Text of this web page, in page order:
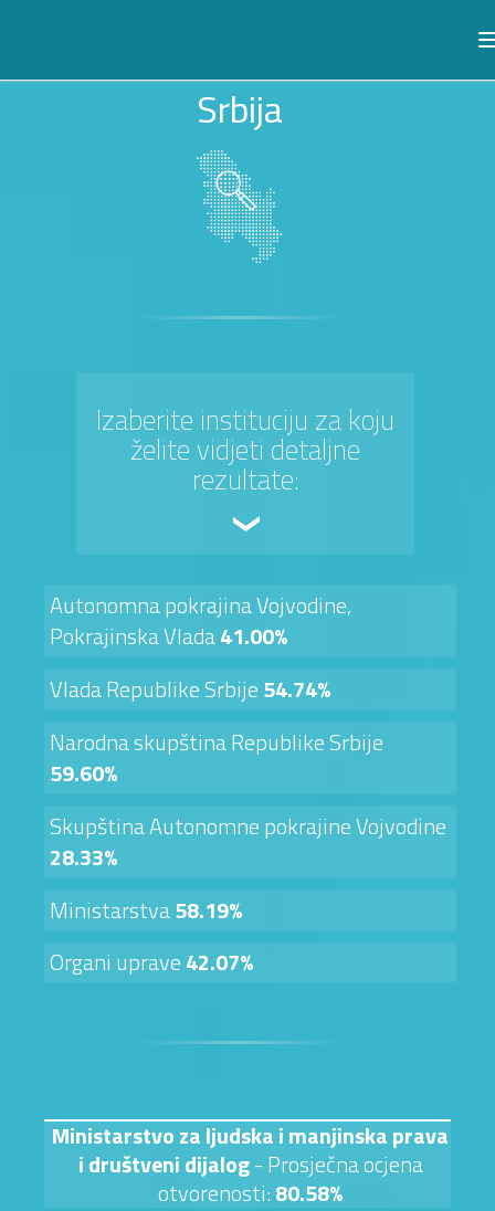
Srbija
Izaberite instituciju za koju
želite vidjeti detaljne
rezultate:
Autonomna pokrajina Vojvodine,
Pokrajinska Vlada41.00%
Vlada Republike Srbije54.74%
Narodna skupština Republike Srbije
59.60%
Skupština Autonomne pokrajine Vojvodine
28.33%
Ministarstva58.19%
Organi uprave42.07%
Ministarstvo za ljudska i manjinska prava
i društveni dijalog- Prosječna ocjena
otvorenosti:80.58%